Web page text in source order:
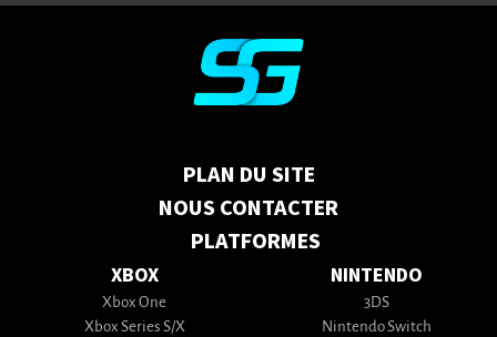
PLAN DU SITE
NOUS CONTACTER
PLATFORMES
XBOX
Xbox One
Xbox Series S/X
NINTENDO
3DS
Nintendo Switch